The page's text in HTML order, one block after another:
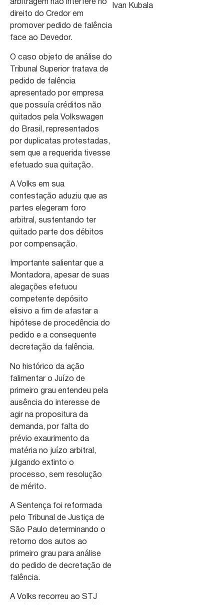
arbitragem não interfere no
direito do Credor em
promover pedido de falência
face ao Devedor.
O caso objeto de análise do
Tribunal Superior tratava de
pedido de falência
apresentado por empresa
que possuía créditos não
quitados pela Volkswagen
do Brasil, representados
por duplicatas protestadas,
sem que a requerida tivesse
efetuado sua quitação.
A Volks em sua
contestação aduziu que as
partes elegeram foro
arbitral, sustentando ter
quitado parte dos débitos
por compensação.
Importante salientar que a
Montadora, apesar de suas
alegações efetuou
competente depósito
elisivo a fim de afastar a
hipótese de procedência do
pedido e a consequente
decretação da falência.
No histórico da ação
falimentar o Juízo de
primeiro grau entendeu pela
ausência do interesse de
agir na propositura da
demanda, por falta do
prévio exaurimento da
matéria no juízo arbitral,
julgando extinto o
processo, sem resolução
de mérito.
A Sentença foi reformada
pelo Tribunal de Justiça de
São Paulo determinando o
retorno dos autos ao
primeiro grau para análise
do pedido de decretação de
falência.
A Volks recorreu ao STJ
Ivan Kubala